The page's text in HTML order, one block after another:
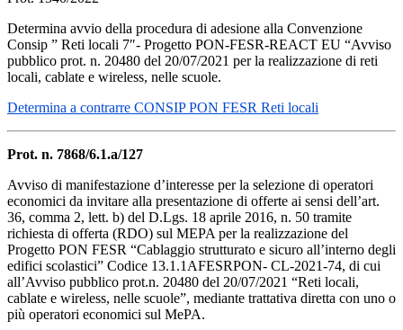
Determina avvio della procedura di adesione alla Convenzione
Consip ” Reti locali 7″- Progetto PON-FESR-REACT EU “Avviso
pubblico prot. n. 20480 del 20/07/2021 per la realizzazione di reti
locali, cablate e wireless, nelle scuole.
Determina a contrarre CONSIP PON FESR Reti locali
Prot. n. 7868/6.1.a/127
Avviso di manifestazione d’interesse per la selezione di operatori
economici da invitare alla presentazione di offerte ai sensi dell’art.
36, comma 2, lett. b) del D.Lgs. 18 aprile 2016, n. 50 tramite
richiesta di offerta (RDO) sul MEPA per la realizzazione del
Progetto PON FESR “Cablaggio strutturato e sicuro all’interno degli
edifici scolastici” Codice 13.1.1AFESRPON- CL-2021-74, di cui
all’Avviso pubblico prot.n. 20480 del 20/07/2021 “Reti locali,
cablate e wireless, nelle scuole”, mediante trattativa diretta con uno o
più operatori economici sul MePA.